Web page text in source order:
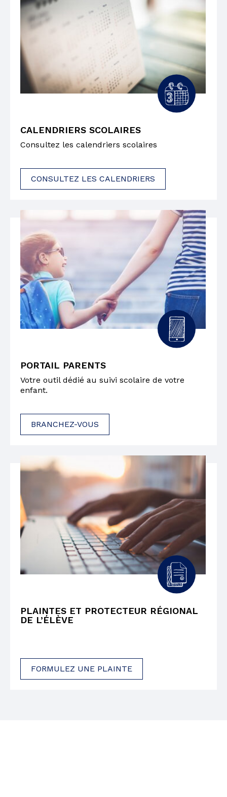
CALENDRIERS SCOLAIRES
Consultez les calendriers scolaires
CONSULTEZ LES CALENDRIERS
PORTAIL PARENTS
Votre outil dédié au suivi scolaire de votre
enfant.
BRANCHEZ-VOUS
PLAINTES ET PROTECTEUR RÉGIONAL
DE L’ÉLÈVE
FORMULEZ UNE PLAINTE